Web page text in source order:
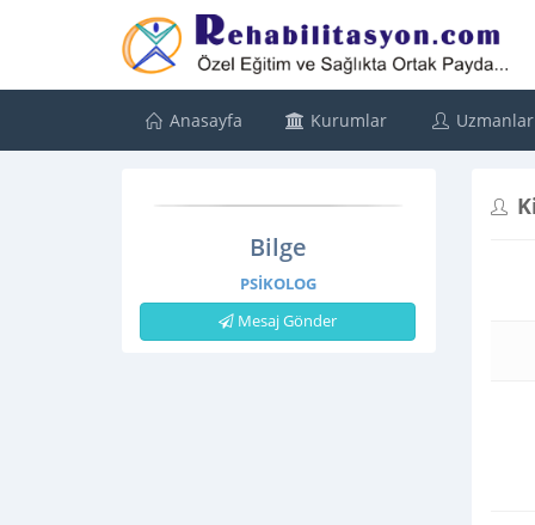
Anasayfa Kurumlar Uzmanlar
Bilge
PSIKOLOG
Mesaj Gönder